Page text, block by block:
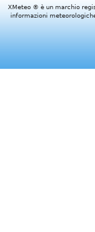
XMeteo ® è un marchio
informazioni